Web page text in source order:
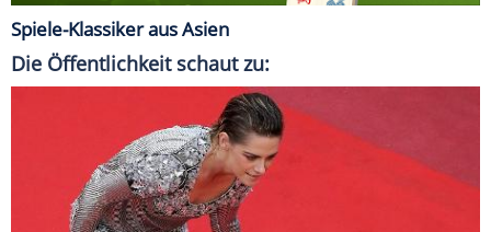
Spiele-Klassiker aus Asien
Die Öffentlichkeit schaut zu: